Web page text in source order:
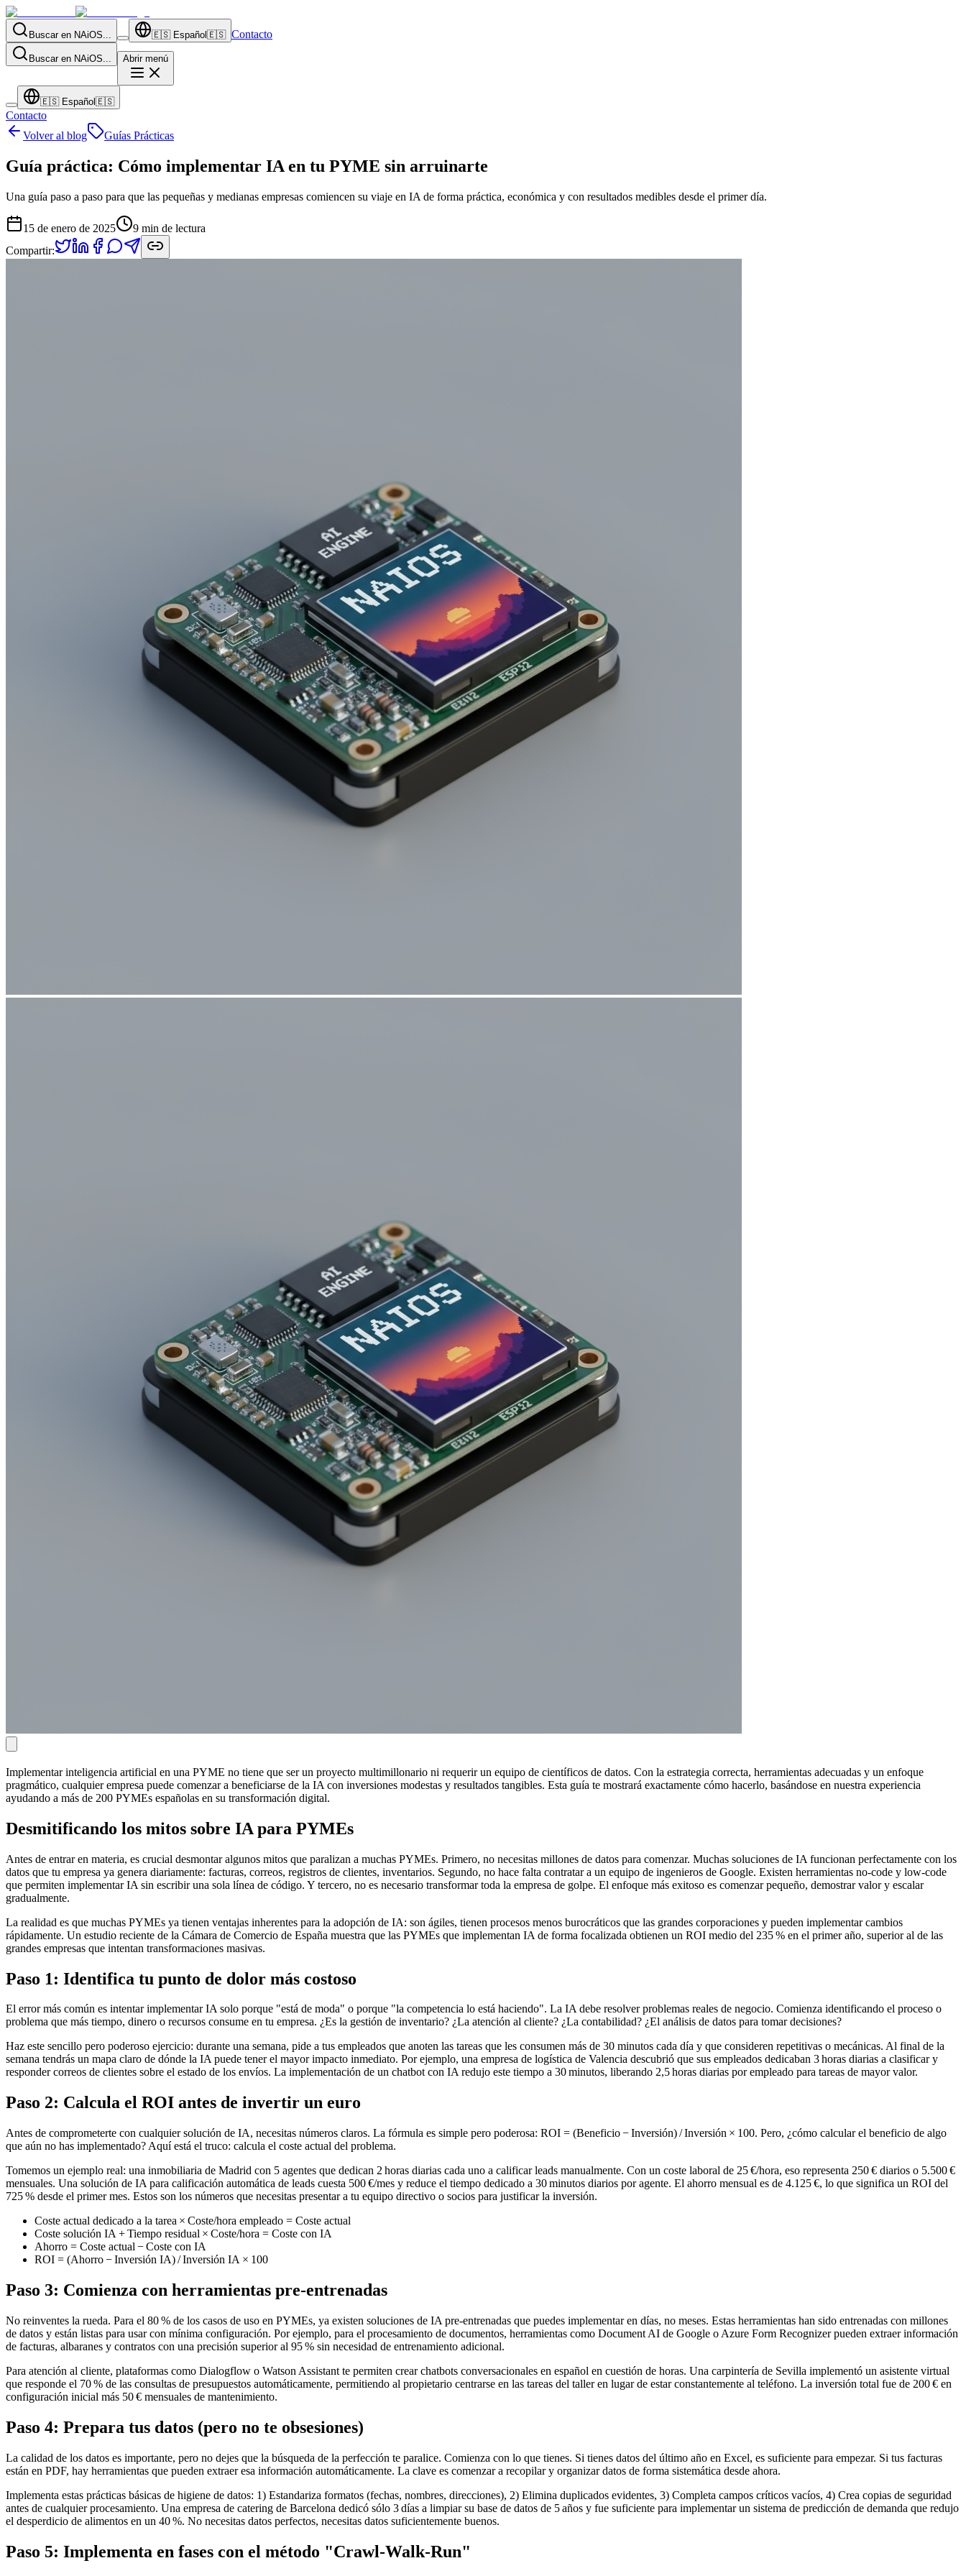
Buscar en NAiOS... 🇪🇸 Español 🇪🇸 Contacto
Buscar en NAiOS... Abrir menú
🇪🇸 Español 🇪🇸
Contacto
Volver al blog
Guías Prácticas
Guía práctica: Cómo implementar IA en tu PYME sin arruinarte
Una guía paso a paso para que las pequeñas y medianas empresas comiencen su viaje en IA de forma práctica, económica y con resultados medibles desde el primer día.
15 de enero de 2025 9 min de lectura
Compartir:
Implementar inteligencia artificial en una PYME no tiene que ser un proyecto multimillonario ni requerir un equipo de científicos de datos. Con la estrategia correcta, herramientas adecuadas y un enfoque
pragmático, cualquier empresa puede comenzar a beneficiarse de la IA con inversiones modestas y resultados tangibles. Esta guía te mostrará exactamente cómo hacerlo, basándose en nuestra experiencia
ayudando a más de 200 PYMEs españolas en su transformación digital.
Desmitificando los mitos sobre IA para PYMEs
Antes de entrar en materia, es crucial desmontar algunos mitos que paralizan a muchas PYMEs. Primero, no necesitas millones de datos para comenzar. Muchas soluciones de IA funcionan perfectamente con los
datos que tu empresa ya genera diariamente: facturas, correos, registros de clientes, inventarios. Segundo, no hace falta contratar a un equipo de ingenieros de Google. Existen herramientas no‑code y low‑code
que permiten implementar IA sin escribir una sola línea de código. Y tercero, no es necesario transformar toda la empresa de golpe. El enfoque más exitoso es comenzar pequeño, demostrar valor y escalar
gradualmente.
La realidad es que muchas PYMEs ya tienen ventajas inherentes para la adopción de IA: son ágiles, tienen procesos menos burocráticos que las grandes corporaciones y pueden implementar cambios
rápidamente. Un estudio reciente de la Cámara de Comercio de España muestra que las PYMEs que implementan IA de forma focalizada obtienen un ROI medio del 235 % en el primer año, superior al de las
grandes empresas que intentan transformaciones masivas.
Paso 1: Identifica tu punto de dolor más costoso
El error más común es intentar implementar IA solo porque "está de moda" o porque "la competencia lo está haciendo". La IA debe resolver problemas reales de negocio. Comienza identificando el proceso o
problema que más tiempo, dinero o recursos consume en tu empresa. ¿Es la gestión de inventario? ¿La atención al cliente? ¿La contabilidad? ¿El análisis de datos para tomar decisiones?
Haz este sencillo pero poderoso ejercicio: durante una semana, pide a tus empleados que anoten las tareas que les consumen más de 30 minutos cada día y que consideren repetitivas o mecánicas. Al final de la
semana tendrás un mapa claro de dónde la IA puede tener el mayor impacto inmediato. Por ejemplo, una empresa de logística de Valencia descubrió que sus empleados dedicaban 3 horas diarias a clasificar y
responder correos de clientes sobre el estado de los envíos. La implementación de un chatbot con IA redujo este tiempo a 30 minutos, liberando 2,5 horas diarias por empleado para tareas de mayor valor.
Paso 2: Calcula el ROI antes de invertir un euro
Antes de comprometerte con cualquier solución de IA, necesitas números claros. La fórmula es simple pero poderosa: ROI = (Beneficio − Inversión) / Inversión × 100. Pero, ¿cómo calcular el beneficio de algo
que aún no has implementado? Aquí está el truco: calcula el coste actual del problema.
Tomemos un ejemplo real: una inmobiliaria de Madrid con 5 agentes que dedican 2 horas diarias cada uno a calificar leads manualmente. Con un coste laboral de 25 €/hora, eso representa 250 € diarios o 5.500 €
mensuales. Una solución de IA para calificación automática de leads cuesta 500 €/mes y reduce el tiempo dedicado a 30 minutos diarios por agente. El ahorro mensual es de 4.125 €, lo que significa un ROI del
725 % desde el primer mes. Estos son los números que necesitas presentar a tu equipo directivo o socios para justificar la inversión.
Coste actual dedicado a la tarea × Coste/hora empleado = Coste actual
Coste solución IA + Tiempo residual × Coste/hora = Coste con IA
Ahorro = Coste actual − Coste con IA
ROI = (Ahorro − Inversión IA) / Inversión IA × 100
Paso 3: Comienza con herramientas pre‑entrenadas
No reinventes la rueda. Para el 80 % de los casos de uso en PYMEs, ya existen soluciones de IA pre‑entrenadas que puedes implementar en días, no meses. Estas herramientas han sido entrenadas con millones
de datos y están listas para usar con mínima configuración. Por ejemplo, para el procesamiento de documentos, herramientas como Document AI de Google o Azure Form Recognizer pueden extraer información
de facturas, albaranes y contratos con una precisión superior al 95 % sin necesidad de entrenamiento adicional.
Para atención al cliente, plataformas como Dialogflow o Watson Assistant te permiten crear chatbots conversacionales en español en cuestión de horas. Una carpintería de Sevilla implementó un asistente virtual
que responde el 70 % de las consultas de presupuestos automáticamente, permitiendo al propietario centrarse en las tareas del taller en lugar de estar constantemente al teléfono. La inversión total fue de 200 € en
configuración inicial más 50 € mensuales de mantenimiento.
Paso 4: Prepara tus datos (pero no te obsesiones)
La calidad de los datos es importante, pero no dejes que la búsqueda de la perfección te paralice. Comienza con lo que tienes. Si tienes datos del último año en Excel, es suficiente para empezar. Si tus facturas
están en PDF, hay herramientas que pueden extraer esa información automáticamente. La clave es comenzar a recopilar y organizar datos de forma sistemática desde ahora.
Implementa estas prácticas básicas de higiene de datos: 1) Estandariza formatos (fechas, nombres, direcciones), 2) Elimina duplicados evidentes, 3) Completa campos críticos vacíos, 4) Crea copias de seguridad
antes de cualquier procesamiento. Una empresa de catering de Barcelona dedicó sólo 3 días a limpiar su base de datos de 5 años y fue suficiente para implementar un sistema de predicción de demanda que redujo
el desperdicio de alimentos en un 40 %. No necesitas datos perfectos, necesitas datos suficientemente buenos.
Paso 5: Implementa en fases con el método "Crawl‑Walk‑Run"